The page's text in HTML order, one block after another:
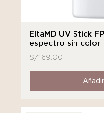
EltaMD UV Stick
espectro sin color
S/169.00